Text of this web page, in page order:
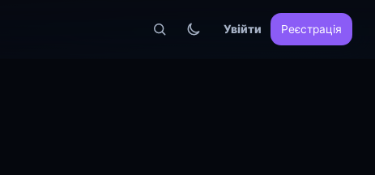
Увійти Реєстрація